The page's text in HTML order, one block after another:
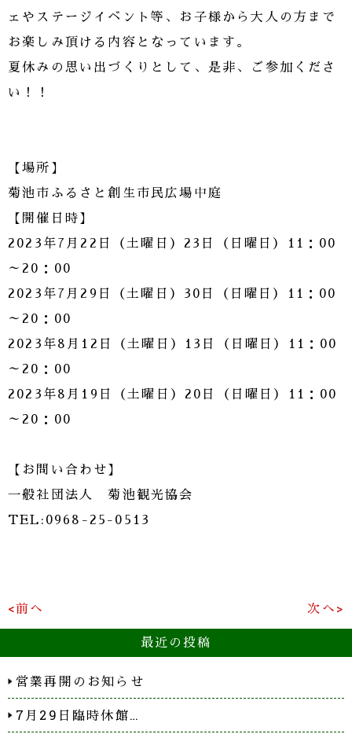
ェやステージイベント等、お子様から大人の方まで
お楽しみ頂ける内容となっています。
夏休みの思い出づくりとして、是非、ご参加くださ
い！！
【場所】
菊池市ふるさと創生市民広場中庭
【開催日時】
2023年7月22日（土曜日）23日（日曜日）11：00
～20：00
2023年7月29日（土曜日）30日（日曜日）11：00
～20：00
2023年8月12日（土曜日）13日（日曜日）11：00
～20：00
2023年8月19日（土曜日）20日（日曜日）11：00
～20：00
【お問い合わせ】
一般社団法人 菊池観光協会
TEL:0968-25-0513
<前へ 次へ>
最近の投稿
営業再開のお知らせ
7月29日臨時休館…